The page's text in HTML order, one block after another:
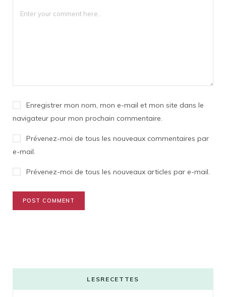
Enregistrer mon nom, mon e-mail et mon site dans le
navigateur pour mon prochain commentaire.
Prévenez-moi de tous les nouveaux commentaires par
e-mail.
Prévenez-moi de tous les nouveaux articles par e-mail.
LESRECETTES